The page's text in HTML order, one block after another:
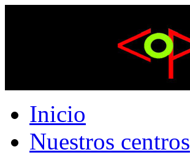
Inicio
Nuestros centros